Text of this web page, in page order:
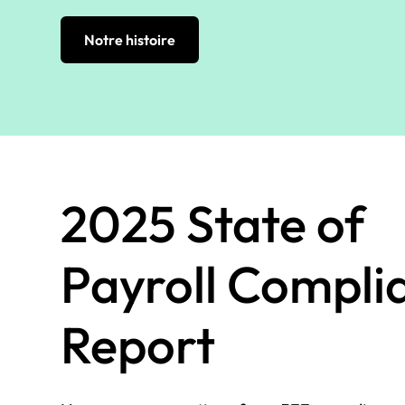
Notre histoire
2025 State of
Payroll
Report